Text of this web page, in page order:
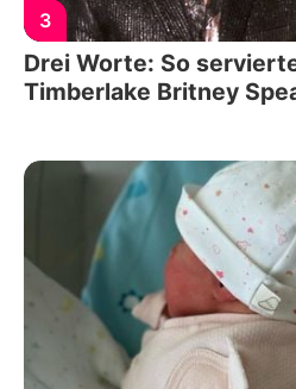
3
Drei Worte: So
Timberlake Britney